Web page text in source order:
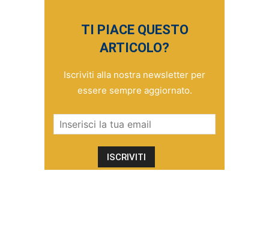
TI PIACE QUESTO
ARTICOLO?
Iscriviti alla nostra newsletter per
essere sempre aggiornato.